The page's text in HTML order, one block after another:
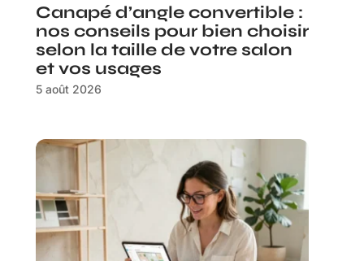
Canapé d’angle convertible :
nos conseils pour bien choisir
selon la taille de votre salon
et vos usages
5 août 2026